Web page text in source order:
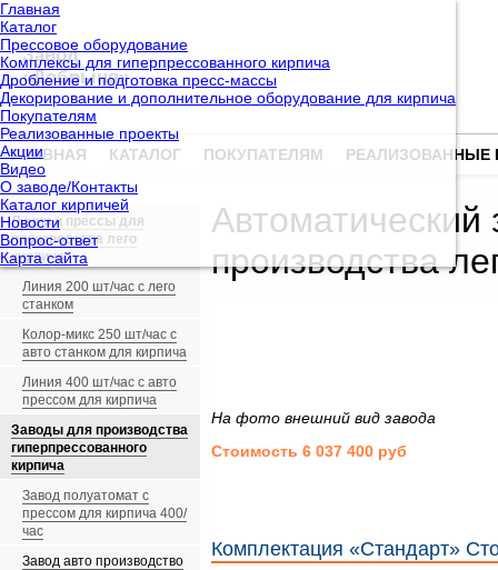
Главная
Каталог
Прессовое оборудование
Комплексы для гиперпрессованного кирпича
Дробление и подготовка пресс-массы
Декорирование и дополнительное оборудование для кирпича
Покупателям
Реализованные проекты
Акции
Видео
О заводе/Контакты
Каталог кирпичей
Новости
Вопрос-ответ
Карта сайта
Завод
«Добрыня»
ГЛАВНАЯ КАТАЛОГ ПОКУПАТЕЛЯМ РЕАЛИЗОВАННЫЕ
Линии и прессы для
производства лего
кирпича
Линия 200 шт/час с лего
станком
Колор-микс 250 шт/час с
авто станком для кирпича
Линия 400 шт/час с авто
прессом для кирпича
Заводы для производства
гиперпрессованного
кирпича
Завод полуатомат с
прессом для кирпича 400/
час
Завод авто производство
производства
На фото внешний вид завода
Стоимость 6 037 400 руб
Комплектация «Стандарт»